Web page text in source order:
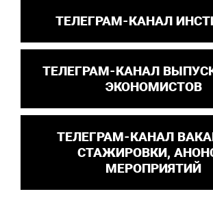
ТЕЛЕГРАМ-КАНАЛ
ТЕЛЕГРАМ-КАНАЛ
ЭКОНОМИСТОВ
ТЕЛЕГРАМ-КАНАЛ
СТАЖИРОВКИ,
МЕРОПРИЯТИЙ